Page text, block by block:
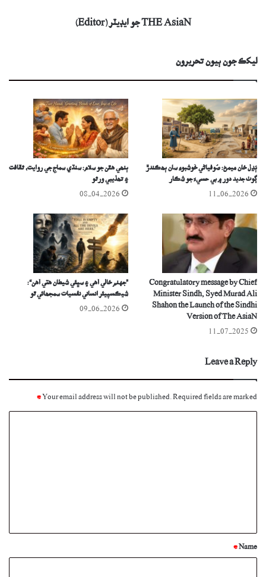
THE AsiaN جو ايڊيٽر (Editor)
ليکڪ جون ٻيون تحريرون
ٻُڍل خان ميمڻ: صُوفياڻي خُوشبوءِ سان ٻھڪندڙ
ڳوٺ جديد دور ۾ بي حسيءَ جو شڪار
11-06-2026
ٻنھي هٿن جو سلام: سنڌي سماج جي روايت، ثقافت
۽ تھذيبي ورثو
08-04-2026
Congratulatory message by Chief
Minister Sindh, Syed Murad Ali
Shahon the Launch of the Sindhi
Version of The AsiaN
11-07-2025
”جهنم خالي آهي ۽ سڀئي شيطان هتي آهن“:
شيڪسپيئر انساني نفسيات سمجھائي ٿو
09-06-2026
Leave a Reply
Your email address will not be published.Required fields are marked
*
*
Name
*